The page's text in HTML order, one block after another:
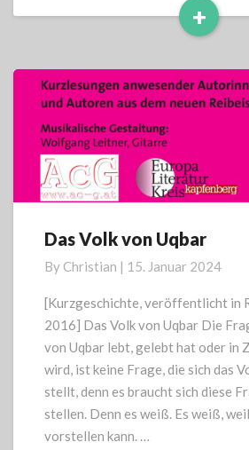
+
Read
Das
von
Uqbar
Das Volk von Uqbar
By Christian | 15. Januar 2024
[Kurzgeschichte, veröffentlicht in
2016] Das Volk von Uqbar Die
von Uqbar lebt, gelebt hat oder in
wird, ist keine Frage, die sich das
stellt, denn es braucht sich diese
stellen. Denn es weiß. Es weiß,
vorstellen kann. …